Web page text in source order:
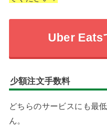
Uber Eats
少額注文手数料
どちらのサービスにも最
ん。